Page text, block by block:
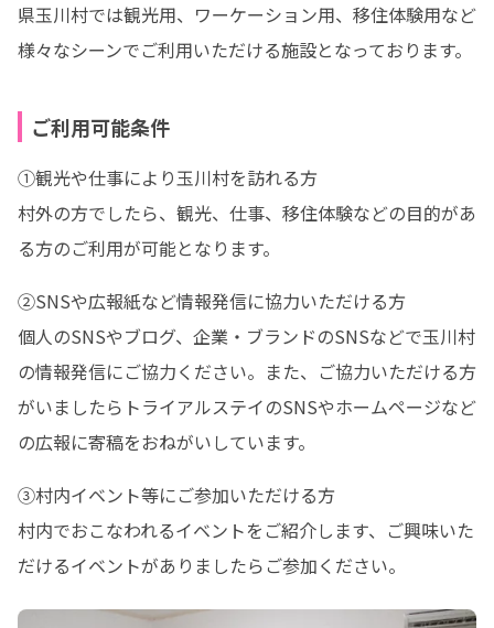
県玉川村では観光用、ワーケーション用、移住体験用など
様々なシーンでご利用いただける施設となっております。
ご利用可能条件
①観光や仕事により玉川村を訪れる方
村外の方でしたら、観光、仕事、移住体験などの目的があ
る方のご利用が可能となります。
②SNSや広報紙など情報発信に協力いただける方
個人のSNSやブログ、企業・ブランドのSNSなどで玉川村
の情報発信にご協力ください。また、ご協力いただける方
がいましたらトライアルステイのSNSやホームページなど
の広報に寄稿をおねがいしています。
③村内イベント等にご参加いただける方
村内でおこなわれるイベントをご紹介します、ご興味いた
だけるイベントがありましたらご参加ください。